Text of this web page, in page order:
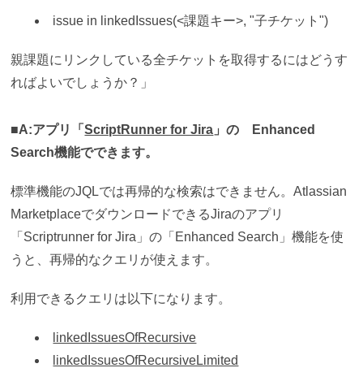
issue in linkedIssues(<課題キー>, "子チケット")
親課題にリンクしている全チケットを取得するにはどうす
ればよいでしょうか？」
■A:アプリ「ScriptRunner for Jira 」の Enhanced
Search機能でできます。
標準機能のJQLでは再帰的な検索はできません。Atlassian
MarketplaceでダウンロードできるJiraのアプリ
「Scriptrunner for Jira」の「Enhanced Search」機能を使
うと、再帰的なクエリが使えます。
利用できるクエリは以下になります。
linkedIssuesOfRecursive
linkedIssuesOfRecursiveLimited